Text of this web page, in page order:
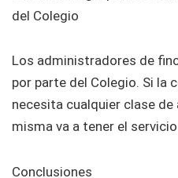
del Colegio
Los administradores de
por parte del Colegio. Si la
necesita cualquier clase
misma va a tener el
Conclusiones